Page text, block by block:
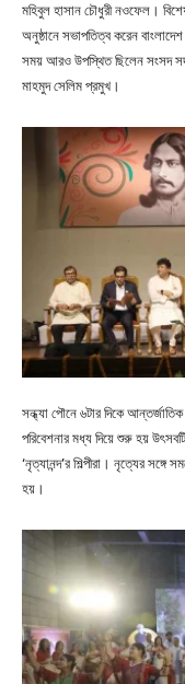
মহিবুল হাসান চৌধুরী নওফেল।
অনুষ্ঠানে সভাপতিত্ব করেন বাংলাদেশ
সময় আরও উপস্থিত ছিলেন সংসদ
মাহমুদ সেলিম প্রমুখ।
সন্ধ্যা পৌনে ৬টার দিকে
পরিবেশনার মধ্য দিয়ে শুরু হয়
‘নৃত্যানন্দ’র শিল্পীরা। নৃত্যের সঙ্গে
হয়।